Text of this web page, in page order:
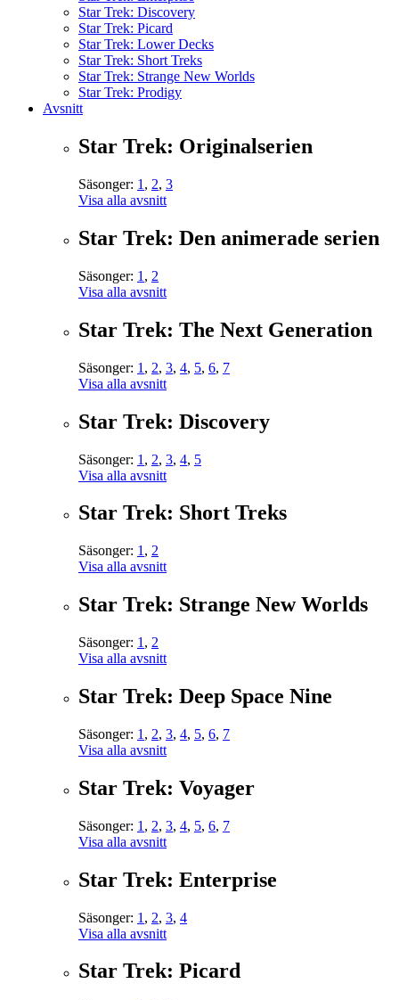
Star Trek: Discovery
Star Trek: Picard
Star Trek: Lower Decks
Star Trek: Short Treks
Star Trek: Strange New Worlds
Star Trek: Prodigy
Avsnitt
Star Trek: Originalserien
Säsonger: 1 , 2, 3
Visa alla avsnitt
Star Trek: Den animerade serien
Säsonger: 1 , 2
Visa alla avsnitt
Star Trek: The Next Generation
Säsonger: 1 , 2, 3, 4, 5, 6, 7
Visa alla avsnitt
Star Trek: Discovery
Säsonger: 1 , 2, 3, 4, 5
Visa alla avsnitt
Star Trek: Short Treks
Säsonger: 1 , 2
Visa alla avsnitt
Star Trek: Strange New Worlds
Säsonger: 1 , 2
Visa alla avsnitt
Star Trek: Deep Space Nine
Säsonger: 1 , 2, 3, 4, 5, 6, 7
Visa alla avsnitt
Star Trek: Voyager
Säsonger: 1 , 2, 3, 4, 5, 6, 7
Visa alla avsnitt
Star Trek: Enterprise
Säsonger: 1 , 2, 3, 4
Visa alla avsnitt
Star Trek: Picard